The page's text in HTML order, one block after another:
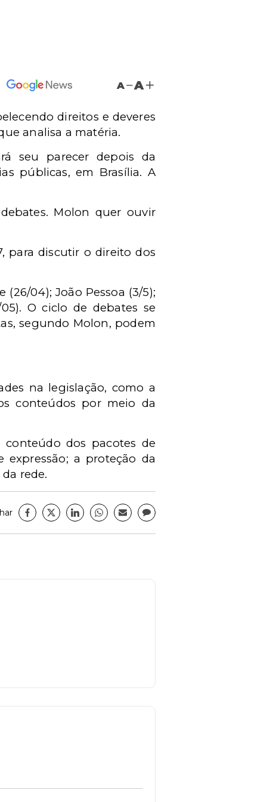
A A
direitos e deveres
analisa a matéria.
seu parecer depois da
públicas, em Brasília. A
Molon quer ouvir
para discutir o direito dos
04); João Pessoa (3/5);
O ciclo de debates se
segundo Molon, podem
na legislação, como a
conteúdos por meio da
conteúdo dos pacotes de
expressão; a proteção da
rede.